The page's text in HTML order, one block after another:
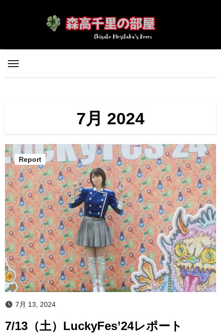
ス
7月 2024
Report
7月 13, 2024
7/13（土）LuckyFes’24レポート